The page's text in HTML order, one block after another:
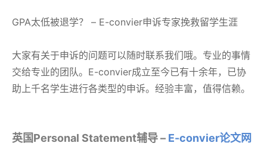
GPA太低被退学？ – E-convier申诉专家挽救留学生涯
大家有关于申诉的问题可以随时联系我们哦。专业的事情
交给专业的团队。E-convier成立至今已有十余年，已协
助上千名学生进行各类型的申诉。经验丰富，值得信赖。
英国Personal Statement辅导 – E-convier论文网